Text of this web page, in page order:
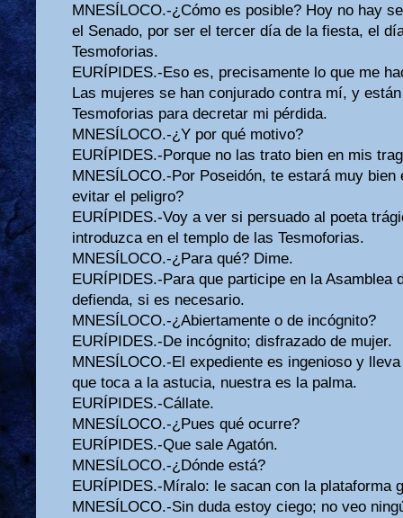
MNESÍLOCO.-¿Cómo es posible? Hoy no hay
el Senado, por ser el tercer día de la fiesta, el
Tesmoforias.
EURÍPIDES.-Eso es, precisamente lo que me
Las mujeres se han conjurado contra mí, y
Tesmoforias para decretar mi pérdida.
MNESÍLOCO.-¿Y por qué motivo?
EURÍPIDES.-Porque no las trato bien en mis
MNESÍLOCO.-Por Poseidón, te estará muy
evitar el peligro?
EURÍPIDES.-Voy a ver si persuado al poeta
introduzca en el templo de las Tesmoforias.
MNESÍLOCO.-¿Para qué? Dime.
EURÍPIDES.-Para que participe en la Asamblea
defienda, si es necesario.
MNESÍLOCO.-¿Abiertamente o de incógnito?
EURÍPIDES.-De incógnito; disfrazado de mujer.
MNESÍLOCO.-El expediente es ingenioso y
que toca a la astucia, nuestra es la palma.
EURÍPIDES.-Cállate.
MNESÍLOCO.-¿Pues qué ocurre?
EURÍPIDES.-Que sale Agatón.
MNESÍLOCO.-¿Dónde está?
EURÍPIDES.-Míralo: le sacan con la plataforma
MNESÍLOCO.-Sin duda estoy ciego; no veo